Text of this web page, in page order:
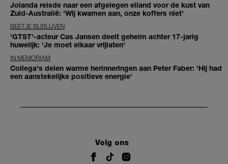
Jolanda reisde naar een afgelegen eiland voor de kust van
Zuid-Australië: 'Wij kwamen aan, onze koffers niet'
BEETJE BIJBLIJVEN
'GTST'-acteur Cas Jansen deelt geheim achter 17-jarig
huwelijk: 'Je moet elkaar vrijlaten'
IN MEMORIAM
Collega's delen warme herinneringen aan Peter Faber: 'Hij had
een aanstekelijke positieve energie'
Volg ons